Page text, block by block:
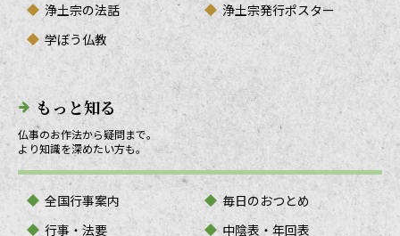
浄土宗の法話
浄土宗発行ポスター
学ぼう仏教
もっと知る
仏事のお作法から疑問まで。
より知識を深めたい方も。
全国行事案内
毎日のおつとめ
行事・法要
中陰表・年回表